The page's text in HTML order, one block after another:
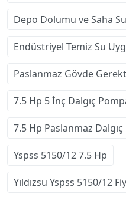
Depo Dolumu ve Saha
Endüstriyel Temiz Su
Paslanmaz Gövde
7.5 Hp 5 İnç Dalgıç
7.5 Hp Paslanmaz
Yspss 5150/12 7.5 Hp
Yıldızsu Yspss 5150/12